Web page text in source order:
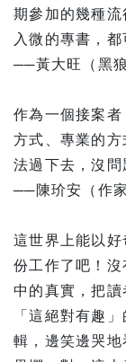
期參加的幾種
入微的專書，
──黃大旺（黑狼
作為一個接案
方式、專業的
法過下去，沒問
──陳玠安（作家
這世界上能以
份工作了吧！
中的真實，把
「這絕對有趣
輯，邊笑邊哭